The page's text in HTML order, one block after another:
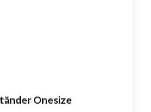
Onesize